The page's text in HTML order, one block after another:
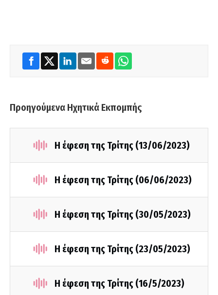
Προηγούμενα Ηχητικά Εκπομπής
Η έφεση της Τρίτης (13/06/2023)
Η έφεση της Τρίτης (06/06/2023)
Η έφεση της Τρίτης (30/05/2023)
Η έφεση της Τρίτης (23/05/2023)
Η έφεση της Τρίτης (16/5/2023)